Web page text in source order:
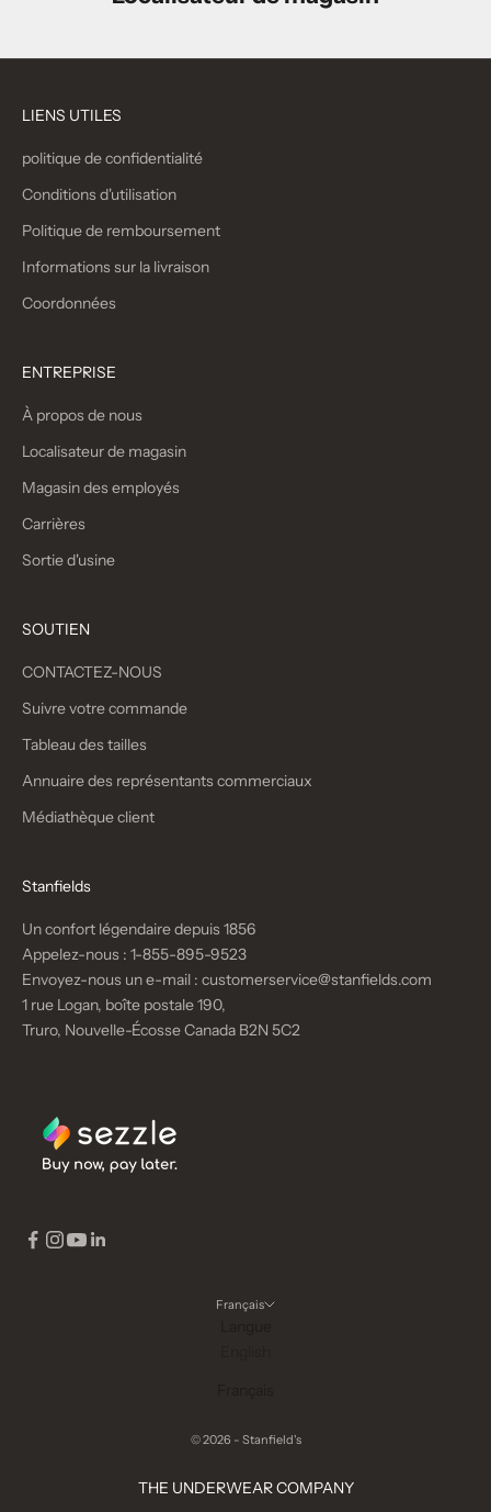
LIENS UTILES
politique de confidentialité
Conditions d'utilisation
Politique de remboursement
Informations sur la livraison
Coordonnées
ENTREPRISE
À propos de nous
Localisateur de magasin
Magasin des employés
Carrières
Sortie d'usine
SOUTIEN
CONTACTEZ-NOUS
Suivre votre commande
Tableau des tailles
Annuaire des représentants commerciaux
Médiathèque client
Stanfields
Un confort légendaire depuis 1856
Appelez-nous : 1-855-895-9523
Envoyez-nous un e-mail : customerservice@stanfields.com
1 rue Logan, boîte postale 190,
Truro, Nouvelle-Écosse Canada B2N 5C2
Français
© 2026 - Stanfield's
THE UNDERWEAR COMPANY